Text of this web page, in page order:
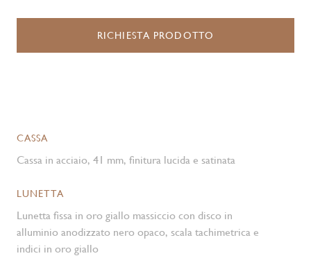
RICHIESTA PRODOTTO
CASSA
Cassa in acciaio, 41 mm, finitura lucida e satinata
LUNETTA
Lunetta fissa in oro giallo massiccio con disco in
alluminio anodizzato nero opaco, scala tachimetrica e
indici in oro giallo